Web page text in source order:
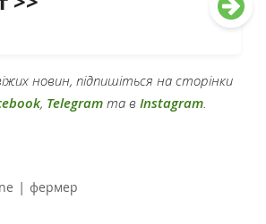
новин, підпишіться на сторінки
, Telegram та в Instagram.
| фермер